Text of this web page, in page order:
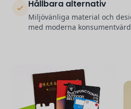
Hållbara alternativ
Miljövänliga material och
med moderna